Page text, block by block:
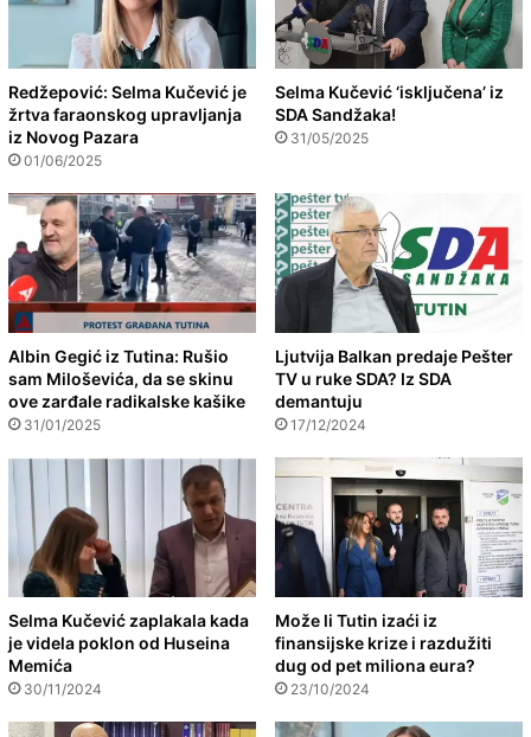
Redžepović: Selma Kučević je
žrtva faraonskog upravljanja
iz Novog Pazara
01/06/2025
Selma Kučević ‘isključena’ iz
SDA Sandžaka!
31/05/2025
Albin Gegić iz Tutina: Rušio
sam Miloševića, da se skinu
ove zarđale radikalske kašike
31/01/2025
Ljutvija Balkan predaje Pešter
TV u ruke SDA? Iz SDA
demantuju
17/12/2024
Selma Kučević zaplakala kada
je videla poklon od Huseina
Memića
30/11/2024
Može li Tutin izaći iz
finansijske krize i razdužiti
dug od pet miliona eura?
23/10/2024